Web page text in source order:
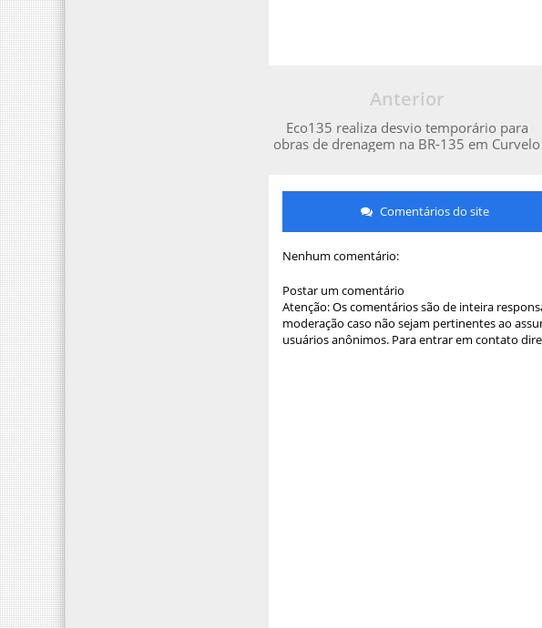
Anterior
Eco135 realiza desvio temporário para
obras de drenagem na BR-135 em Curvelo
Comentários do site
Nenhum comentário:
Postar um comentário
Atenção: Os comentários são de inteira
moderação caso não sejam pertinentes ao
usuários anônimos. Para entrar em contato